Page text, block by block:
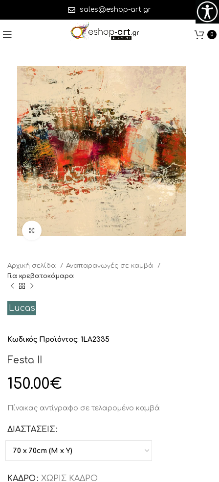
sales@eshop-art.gr
0
Click to enlarge
Αρχική σελίδα
Αναπαραγωγές σε καμβά
Για κρεβατοκάμαρα
Lucas
Κωδικός Προϊόντος: 1LA2335
Festa II
150.00€
Πίνακας αντίγραφο σε τελαρομένο καμβά
ΔΙΑΣΤΑΣΕΙΣ
ΚΑΔΡΟ ΧΩΡΙΣ ΚΑΔΡΟ